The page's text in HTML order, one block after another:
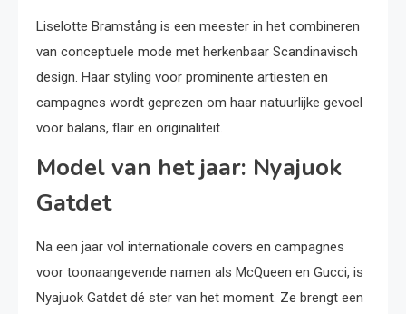
Liselotte Bramstång is een meester in het combineren
van conceptuele mode met herkenbaar Scandinavisch
design. Haar styling voor prominente artiesten en
campagnes wordt geprezen om haar natuurlijke gevoel
voor balans, flair en originaliteit.
Model van het jaar: Nyajuok
Gatdet
Na een jaar vol internationale covers en campagnes
voor toonaangevende namen als McQueen en Gucci, is
Nyajuok Gatdet dé ster van het moment. Ze brengt een